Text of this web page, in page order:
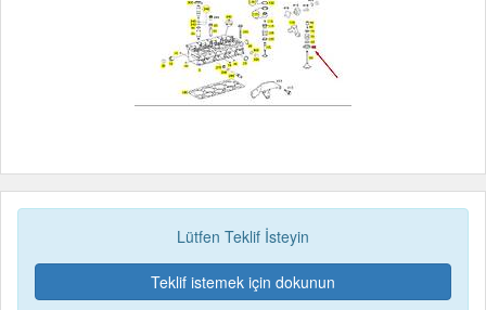
Lütfen Teklif İsteyin
Teklif istemek için dokunun